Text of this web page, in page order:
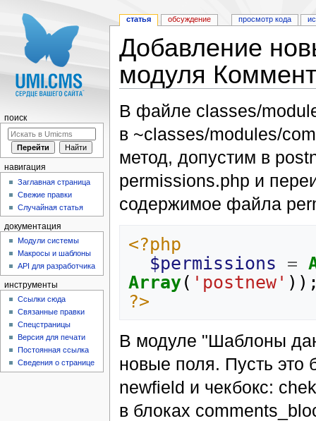
Добавление
модуля
В файле classes/
в ~classes/modules/
метод, допустим в
permissions.php и
содержимое файла
<?php
$permissions
=
Array( 'postnew'
?>
В модуле "Шаблоны
новые поля. Пусть это
newfield и чекбокс:
в блоках
статья обсуждение просмотр кода
поиск
навигация
Заглавная страница
Свежие правки
Случайная статья
документация
Модули системы
Макросы и шаблоны
API для разработчика
инструменты
Ссылки сюда
Связанные правки
Спецстраницы
Версия для печати
Постоянная ссылка
Сведения о странице